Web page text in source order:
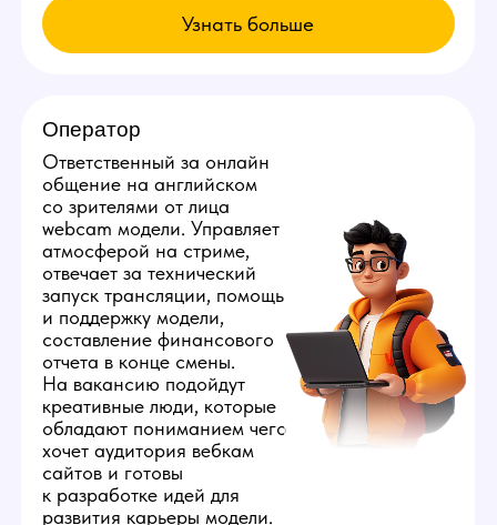
Политика конфиденциальности
Все города Грузии
Все города Казахстана
Города других стран
©️ 2026 Youmaybe | Все права защищены
Узнай больше в нашем боте!
Все города России
Екатеринбург, ул. Радищева, д. 12